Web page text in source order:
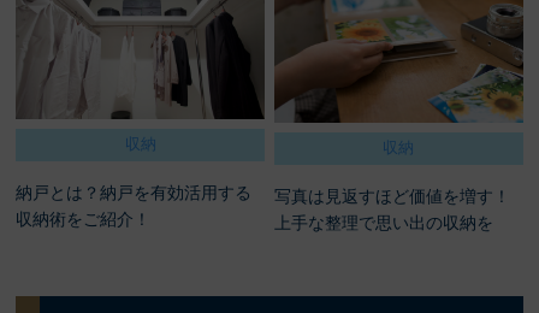
収納
納戸とは？納戸を有効活用する
収納術をご紹介！
収納
写真は見返すほど価値を増す！
上手な整理で思い出の収納を